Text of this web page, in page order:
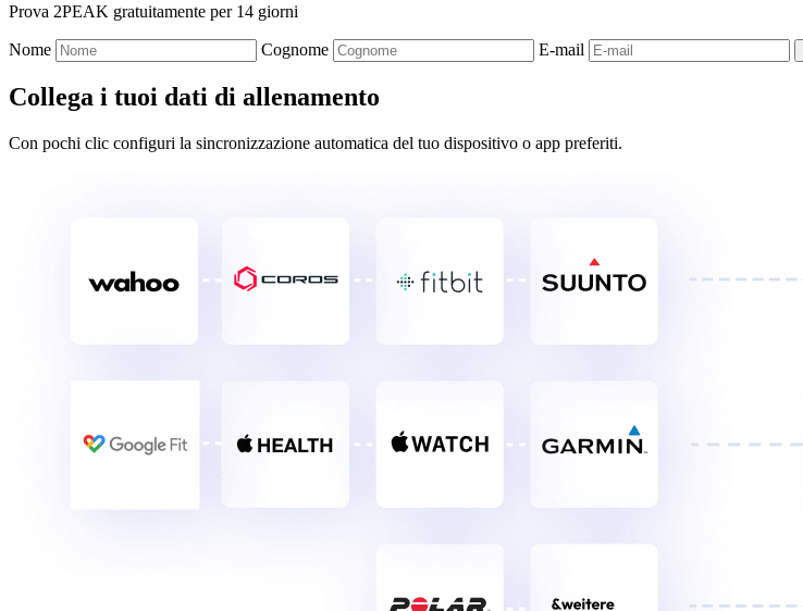
Prova 2PEAK gratuitamente per 14 giorni
Nome Cognome E-mail
Collega i tuoi dati di allenamento
Con pochi clic configuri la sincronizzazione automatica del tuo dispositivo o app preferiti.